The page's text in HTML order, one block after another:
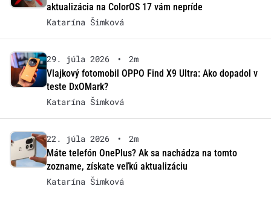
aktualizácia na ColorOS 17 vám nepríde
Katarína Šimková
29. júla 2026 •
2m
Vlajkový fotomobil OPPO Find X9 Ultra: Ako dopadol v
teste DxOMark?
Katarína Šimková
22. júla 2026 •
2m
Máte telefón OnePlus? Ak sa nachádza na tomto
zozname, získate veľkú aktualizáciu
Katarína Šimková